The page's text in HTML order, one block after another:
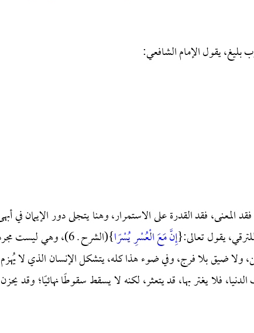
بليغ، يقول الإمام الشافعي:
المعنى، فقد القدرة على الاستمرار، وهنا يتجلى دور الإيمان في
يقول تعالى:{إِنَّ مَعَ الْعُسْرِ يُسْرًا
}(الشرح ـ 6)، وهي ليست
ولا ضيق بلا فرج، وفي ضوء هذا كله، يتشكل الإنسان الذي لا
فلا يغتر بها، قد يتعثر، لكنه لا يسقط سقوطًا نهائيًا؛ وقد